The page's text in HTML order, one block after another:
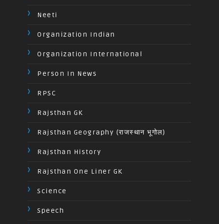
Neeti
Organization Indian
Organization International
Person In News
RPSC
Rajsthan GK
Rajsthan Geography (राजस्थान भूगोल)
Rajsthan History
Rajsthan One Liner GK
Science
Speech